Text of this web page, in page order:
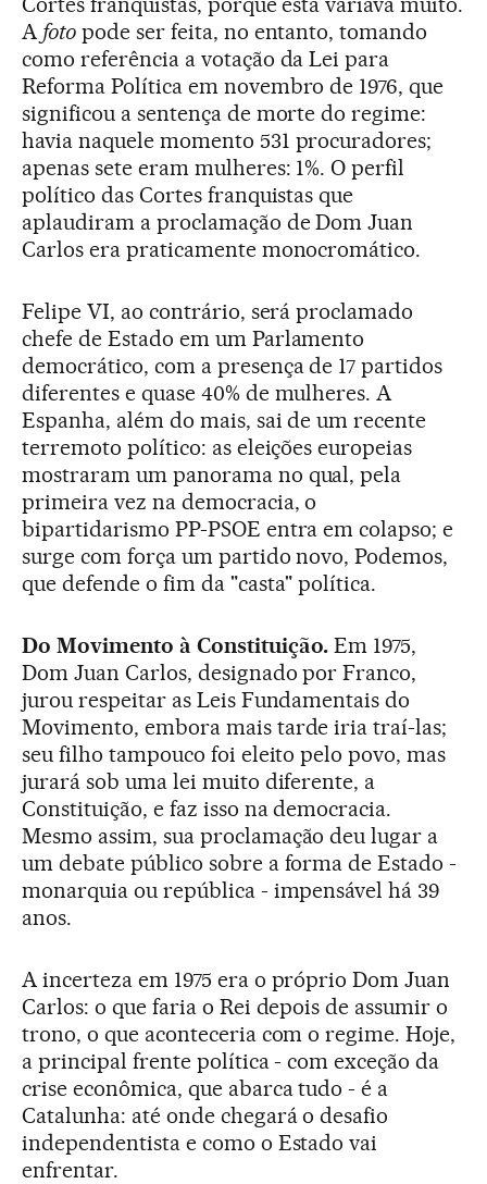
A fotopode ser feita, no entanto, tomando
como referência a votação da Lei para
Reforma Política em novembro de 1976, que
significou a sentença de morte do regime:
havia naquele momento 531 procuradores;
apenas sete eram mulheres: 1%. O perfil
político das Cortes franquistas que
aplaudiram a proclamação de Dom Juan
Carlos era praticamente monocromático.
Felipe VI, ao contrário, será proclamado
chefe de Estado em um Parlamento
democrático, com a presença de 17 partidos
diferentes e quase 40% de mulheres. A
Espanha, além do mais, sai de um recente
terremoto político: as eleições europeias
mostraram um panorama no qual, pela
primeira vez na democracia, o
bipartidarismo PP-PSOE entra em colapso; e
surge com força um partido novo, Podemos,
que defende o fim da "casta" política.
Do Movimento à Constituição. Em 1975,
Dom Juan Carlos, designado por Franco,
jurou respeitar as Leis Fundamentais do
Movimento, embora mais tarde iria traí-las;
seu filho tampouco foi eleito pelo povo, mas
jurará sob uma lei muito diferente, a
Constituição, e faz isso na democracia.
Mesmo assim, sua proclamação deu lugar a
um debate público sobre a forma de Estado -
monarquia ou república - impensável há 39
anos.
A incerteza em 1975 era o próprio Dom Juan
Carlos: o que faria o Rei depois de assumir o
trono, o que aconteceria com o regime. Hoje,
a principal frente política - com exceção da
crise econômica, que abarca tudo - é a
Catalunha: até onde chegará o desafio
independentista e como o Estado vai
enfrentar.